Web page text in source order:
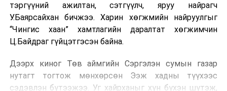
тэргүүний ажилтан, сэтгүүлч, яруу найрагч
У.Баярсайхан бичжээ. Харин хөгжмийн найруулгыг
“Чингис хаан” хамтлагийн даралтат хөгжимчин
Ц.Байдраг гүйцэтгэсэн байна.
Дээрх киног Төв аймгийн Сэргэлэн сумын газар
нутагт тогтож мөнхөрсөн Ээж хадны түүхээс
сэдэвлэн бүтээжээ. Уг хайрханыг хүн бүхэн шүтэж,